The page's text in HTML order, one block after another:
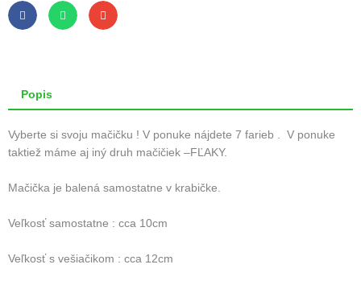
-
retro
Popis
Vyberte si svoju mačičku ! V ponuke nájdete 7 farieb . V ponuke
taktiež máme aj iný druh mačičiek –FĽAKY.
Mačička je balená samostatne v krabičke.
Veľkosť samostatne : cca 10cm
Veľkosť s vešiačikom : cca 12cm